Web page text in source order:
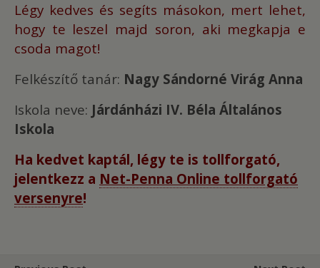
Légy kedves és segíts másokon, mert lehet,
hogy te leszel majd soron, aki megkapja e
csoda magot!
Felkészítő tanár: Nagy Sándorné Virág Anna
Iskola neve: Járdánházi IV. Béla Általános
Iskola
Ha kedvet kaptál, légy te is tollforgató,
jelentkezz a Net-Penna Online tollforgató
versenyre!